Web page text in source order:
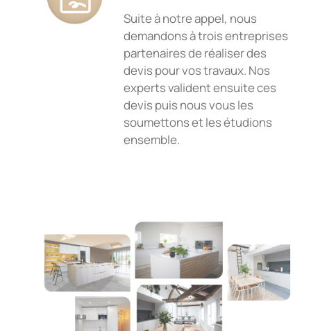
Suite à notre appel, nous
demandons à trois entreprises
partenaires de réaliser des
devis pour vos travaux. Nos
experts valident ensuite ces
devis puis nous vous les
soumettons et les étudions
ensemble.